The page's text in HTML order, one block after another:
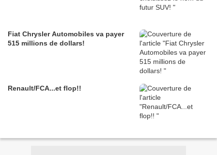
Fiat Chrysler Automobiles va payer
515 millions de dollars!
Renault/FCA...et flop!!